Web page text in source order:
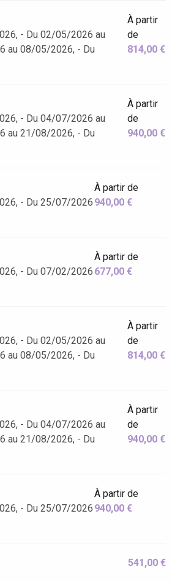
- Du 02/05/2026 au
au 08/05/2026, - Du
À partir
de
814,00 €
- Du 04/07/2026 au
au 21/08/2026, - Du
À partir
de
940,00 €
- Du 25/07/2026
À partir de
940,00 €
- Du 07/02/2026
À partir de
677,00 €
- Du 02/05/2026 au
au 08/05/2026, - Du
À partir
de
814,00 €
- Du 04/07/2026 au
au 21/08/2026, - Du
À partir
de
940,00 €
- Du 25/07/2026
À partir de
940,00 €
541,00 €